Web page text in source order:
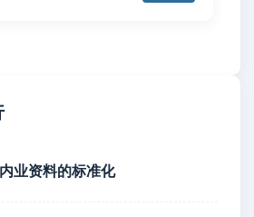
业资料的标准化